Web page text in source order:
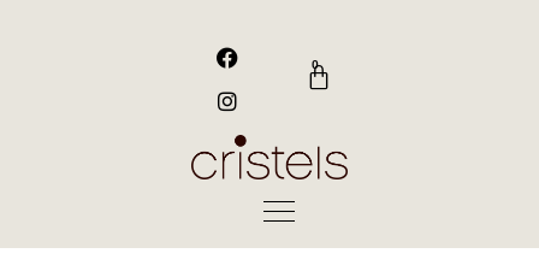
F
a
c
e
b
o
I
n
s
t
a
g
0
Kurv